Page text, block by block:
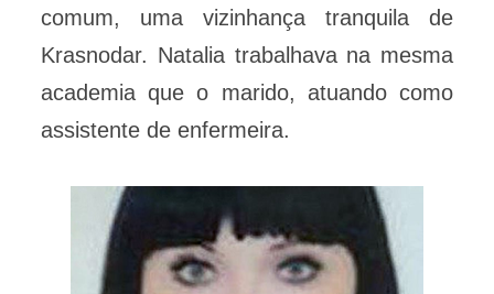
comum, uma vizinhança tranquila de
Krasnodar. Natalia trabalhava na mesma
academia que o marido, atuando como
assistente de enfermeira.